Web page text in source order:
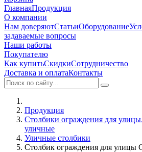
ГлавнаяПродукция
О компании
Нам доверяютСтатьиОборудование
задаваемые вопросы
Наши работы
Покупателю
Как купитьСкидкиСотрудничество
Доставка и оплатаКонтакты
Продукция
Столбики ограждения для
уличные
Уличные столбики
Столбик ограждения для улицы